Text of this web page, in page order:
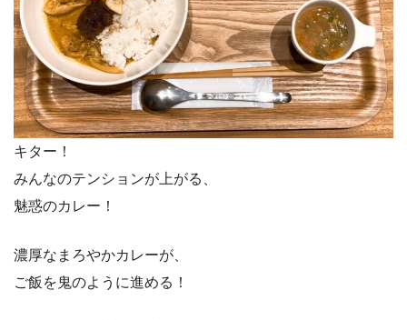
キター！
みんなのテンションが上がる、
魅惑のカレー！
濃厚なまろやかカレーが、
ご飯を鬼のように進める！